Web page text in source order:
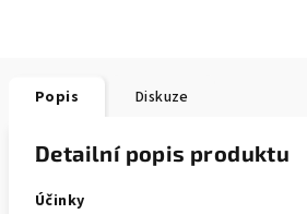
Popis Diskuze
Detailní popis produktu
Účinky